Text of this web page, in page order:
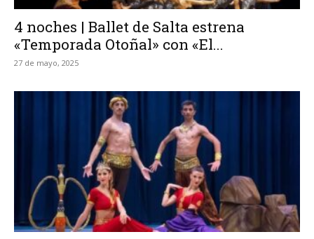
4 noches | Ballet de Salta estrena
«Temporada Otoñal» con «El...
27 de mayo, 2025